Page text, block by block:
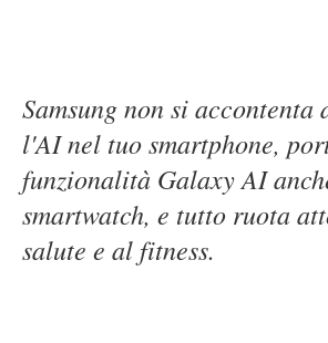
Samsung non si accontenta
l'AI nel tuo smartphone,
funzionalità Galaxy AI
smartwatch, e tutto ruota
salute e al fitness.